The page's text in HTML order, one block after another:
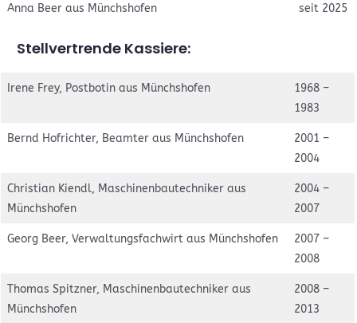
Anna Beer aus Münchshofen seit 2025
Stellvertrende Kassiere:
Irene Frey, Postbotin aus Münchshofen
1968 –
1983
Bernd Hofrichter, Beamter aus Münchshofen
2001 –
2004
Christian Kiendl, Maschinenbautechniker aus
Münchshofen
2004 –
2007
Georg Beer, Verwaltungsfachwirt aus Münchshofen
2007 –
2008
Thomas Spitzner, Maschinenbautechniker aus
Münchshofen
2008 –
2013